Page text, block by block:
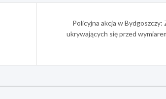
Policyjna akcja w Bydgoszczy:
ukrywających się przed